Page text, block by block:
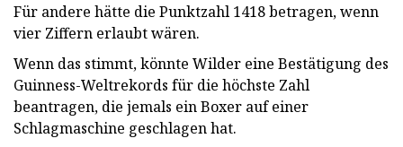
Für andere hätte die Punktzahl 1418 betragen, wenn
vier Ziffern erlaubt wären.
Wenn das stimmt, könnte Wilder eine Bestätigung des
Guinness-Weltrekords für die höchste Zahl
beantragen, die jemals ein Boxer auf einer
Schlagmaschine geschlagen hat.